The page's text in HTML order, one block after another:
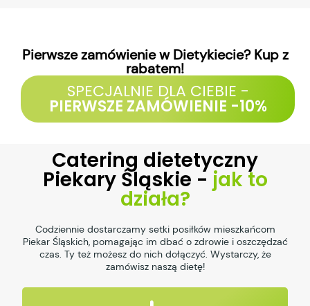
Pierwsze zamówienie w Dietykiecie? Kup z
rabatem!
SPECJALNIE DLA CIEBIE -
PIERWSZE ZAMÓWIENIE -10%
Catering dietetyczny
Piekary Śląskie - jak to
działa?
Codziennie dostarczamy setki posiłków mieszkańcom
Piekar Śląskich, pomagając im dbać o zdrowie i oszczędzać
czas. Ty też możesz do nich dołączyć. Wystarczy, że
zamówisz naszą dietę!